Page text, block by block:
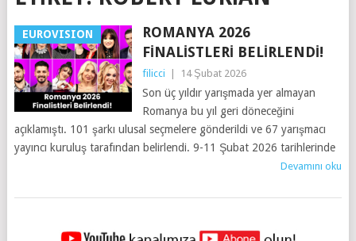
EUROVISION
ROMANYA 2026
FINALISTLERI BELIRLENDI!
filicci 14 Şubat 2026
Son üç yıldır yarışmada yer almayan
Romanya bu yıl geri döneceğini
açıklamıştı. 101 şarkı ulusal seçmelere gönderildi ve 67 yarışmacı
yayıncı kuruluş tarafından belirlendi. 9-11 Şubat 2026 tarihlerinde
Devamını oku
YAZILAR